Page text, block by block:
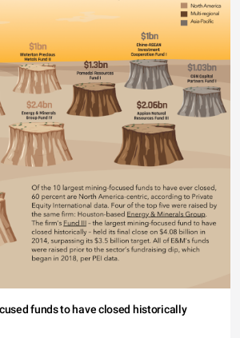
funds to have closed historically